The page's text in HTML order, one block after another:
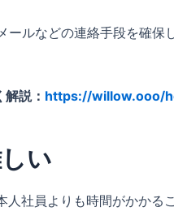
ールなどの連絡手段を確保
説： https://willow.ooo/
い
社員よりも時間がかかる